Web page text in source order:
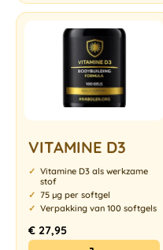
VITAMINE D3
Vitamine D3 als werkzame
stof
75 µg per softgel
Verpakking van 100 softgels
€ 27,95